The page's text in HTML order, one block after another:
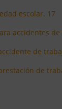
escolar. 17
accidentes
de
de